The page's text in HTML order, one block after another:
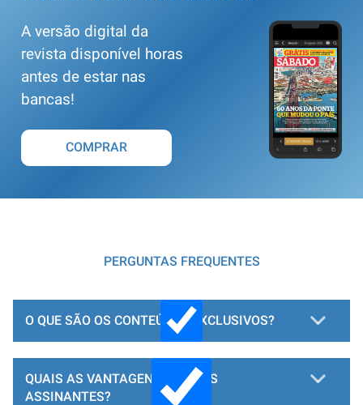
A versão digital da
revista disponível horas
antes de estar nas
bancas!
COMPRAR
PERGUNTAS FREQUENTES
O QUE SÃO OS CONTEÚDOS EXCLUSIVOS?
QUAIS AS VANTAGENS PARA OS
ASSINANTES?